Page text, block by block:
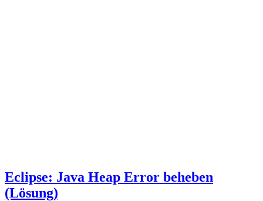
Eclipse: Java Heap Error beheben
(Lösung)